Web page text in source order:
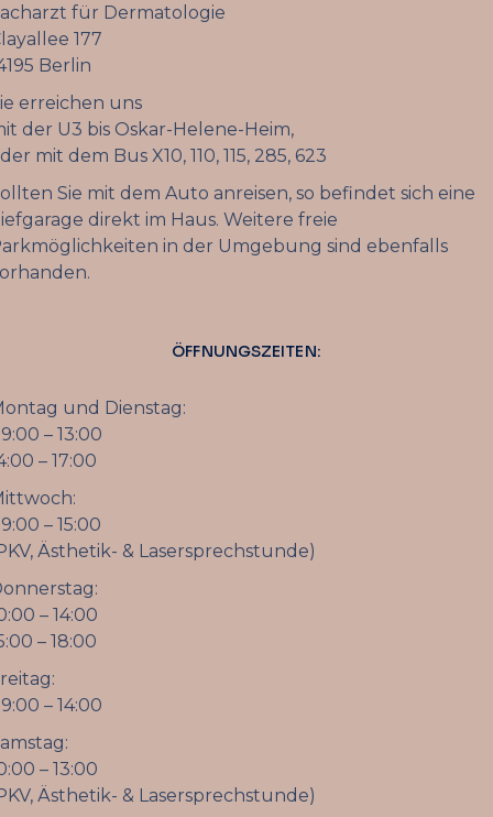
für Dermatologie
177
Berlin
erreichen uns
der U3 bis Oskar-Helene-Heim,
mit dem Bus X10, 110, 115, 285, 623
Sie mit dem Auto anreisen, so befindet sich eine
direkt im Haus. Weitere freie
in der Umgebung sind ebenfalls
ÖFFNUNGSZEITEN:
und Dienstag:
– 13:00
– 17:00
– 15:00
Ästhetik- & Lasersprechstunde)
– 14:00
– 18:00
– 14:00
– 13:00
Ästhetik- & Lasersprechstunde)